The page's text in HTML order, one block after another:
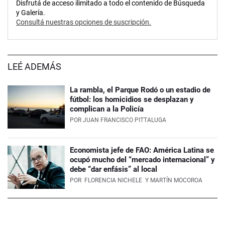
Disfrutá de acceso ilimitado a todo el contenido de Búsqueda
y Galería.
Consultá nuestras opciones de suscripción.
LEÉ ADEMÁS
La rambla, el Parque Rodó o un estadio de
fútbol: los homicidios se desplazan y
complican a la Policía
POR JUAN FRANCISCO PITTALUGA
Economista jefe de FAO: América Latina se
ocupó mucho del “mercado internacional” y
debe “dar enfásis” al local
POR FLORENCIA NICHELE Y MARTÍN MOCOROA